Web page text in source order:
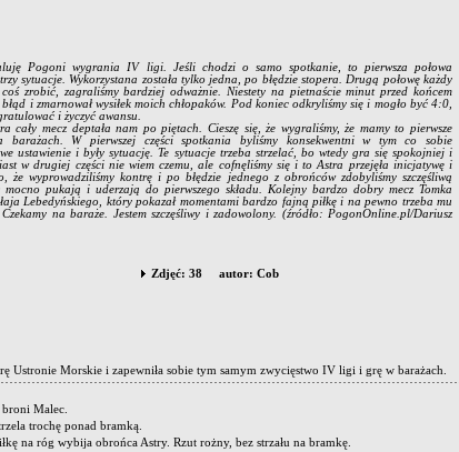
Pogoni wygrania IV ligi. Jeśli chodzi o samo spotkanie, to pierwsza połowa
sytuacje. Wykorzystana została tylko jedna, po błędzie stopera. Drugą połowę każdy
zrobić, zagraliśmy bardziej odważnie. Niestety na pietnaście minut przed końcem
i zmarnował wysiłek moich chłopaków. Pod koniec odkryliśmy się i mogło być 4:0,
i życzyć awansu.
cały mecz deptała nam po piętach. Cieszę się, że wygraliśmy, że mamy to pierwsze
barażach. W pierwszej części spotkania byliśmy konsekwentni w tym co sobie
ustawienie i były sytuację. Te sytuacje trzeba strzelać, bo wtedy gra się spokojniej i
w drugiej części nie wiem czemu, ale cofnęliśmy się i to Astra przejęła inicjatywę i
że wyprowadziliśmy kontrę i po błędzie jednego z obrońców zdobyliśmy szczęśliwą
mocno pukają i uderzają do pierwszego składu. Kolejny bardzo dobry mecz Tomka
Lebedyńskiego, który pokazał momentami bardzo fajną piłkę i na pewno trzeba mu
na baraże. Jestem szczęśliwy i zadowolony.
(źródło: PogonOnline.pl/Dariusz
Zdjęć: 38 autor: Cob
Ustronie Morskie i zapewniła sobie tym samym zwycięstwo IV ligi i grę w barażach.
Malec.
trochę ponad bramką.
na róg wybija obrońca Astry. Rzut rożny, bez strzału na bramkę.